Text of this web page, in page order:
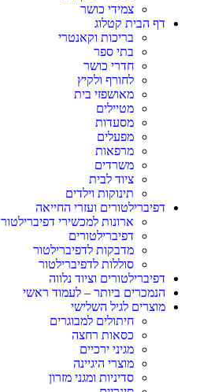
צמידי כושר
דף הבית קטלוג
בריכות וקאנטרי
בתי ספר
חדרי כושר
לחורף ולקיץ
מאושפזי בית
מטיילים
מסעדות
מפעלים
מרפאות
משרדים
ציוד לבית
תינוקות וילדים
דפיברילטורים ועזרי החייאה
ארונות למכשירי דפיברילטור
דפיברילטורים
מדבקות לדפיברילטור
סוללות לדפיברילטור
דפיברילטורים וציוד נלווה
הנמכרים ביותר – לעמוד ראשי
מוצרים לגיל השלישי
חיתולים למבוגרים
כסאות רחצה
מגיני ירכיים
מוצרי היגיינה
סדיניות ומגני מזרון